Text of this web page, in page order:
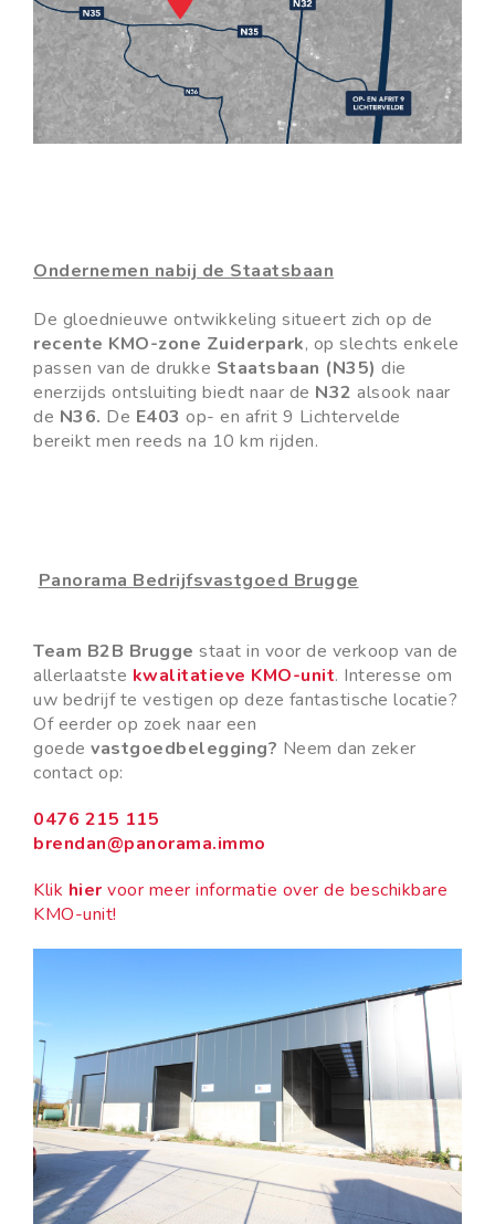
Ondernemen nabij de Staatsbaan
De gloednieuwe ontwikkeling situeert zich op de
recente KMO-zone Zuiderpark, op slechts enkele
passen van de drukke Staatsbaan (N35) die
enerzijds ontsluiting biedt naar de N32 alsook naar
de N36. De E403 op- en afrit 9 Lichtervelde
bereikt men reeds na 10 km rijden.
Panorama Bedrijfsvastgoed Brugge
Team B2B Brugge staat in voor de verkoop van de
allerlaatste kwalitatieve KMO-unit. Interesse om
uw bedrijf te vestigen op deze fantastische locatie?
Of eerder op zoek naar een
goede vastgoedbelegging? Neem dan zeker
contact op:
0476 215 115
brendan@panorama.immo
Klik hier voor meer informatie over de beschikbare
KMO-unit!